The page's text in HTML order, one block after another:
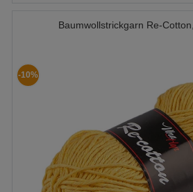
Baumwollstrickgarn Re-
-10%